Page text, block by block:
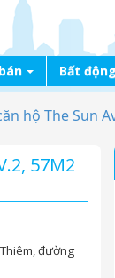
Bất
hộ The Sun
57M2
đường